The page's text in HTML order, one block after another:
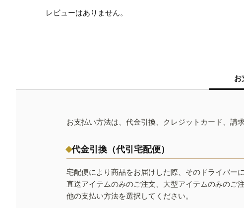
レビューはありません。
お
お支払い方法は、代金引換、クレジットカード、請
代金引換（代引宅配便）
宅配便により商品をお届けした際、そのドライバー
直送アイテムのみのご注文、大型アイテムのみのご
他の支払い方法を選択してください。